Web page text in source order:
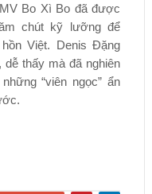
Bo Xì Bo đã được
chút kỹ lưỡng để
Việt. Denis Đặng
dễ thấy mà đã nghiên
“viên ngọc” ẩn